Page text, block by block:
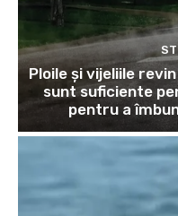
Ploile și vijeliile
sunt suficiente
pentru a